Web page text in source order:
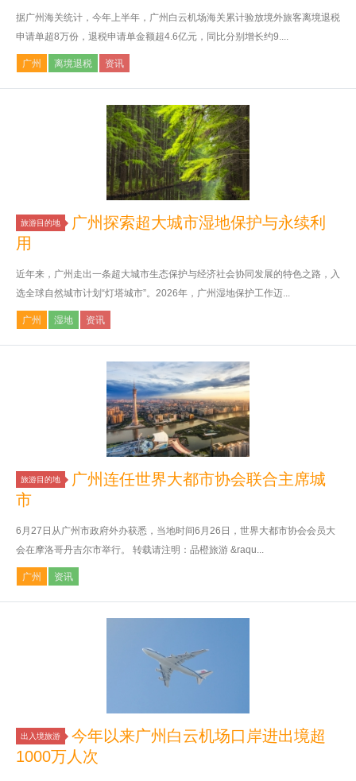
据广州海关统计，今年上半年，广州白云机场海关累计验放境外旅客离境退税
申请单超8万份，退税申请单金额超4.6亿元，同比分别增长约9....
广州 离境退税 资讯
旅游目的地
广州探索超大城市湿地保护与永续利
用
近年来，广州走出一条超大城市生态保护与经济社会协同发展的特色之路，入
选全球自然城市计划“灯塔城市”。2026年，广州湿地保护工作迈...
广州 湿地 资讯
旅游目的地
广州连任世界大都市协会联合主席城
市
6月27日从广州市政府外办获悉，当地时间6月26日，世界大都市协会会员大
会在摩洛哥丹吉尔市举行。 转载请注明：品橙旅游 &raqu...
广州 资讯
出入境旅游
今年以来广州白云机场口岸进出境超
1000万人次